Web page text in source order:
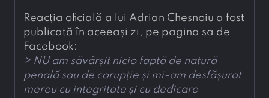
Reacția oficială a lui Adrian Chesnoiu a fost
publicată în aceeași zi, pe pagina sa de
Facebook:
> NU am săvârșit nicio faptă de natură
penală sau de corupție și mi-am desfășurat
mereu cu integritate și cu dedicare